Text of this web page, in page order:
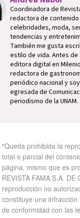
Coordinadora de
redactora de
celebridades, moda,
tendencias y
También me gusta
estilo de vida. Antes de
editora digital en
redactora de
periódico nacional y soy
egresada de
periodismo de la UNAM.
"Queda prohibida la
total o parcial del
página, mismo que es
REVISTA FAMA S.A. DE
reproducción no
constituye una infracción
de conformidad con las